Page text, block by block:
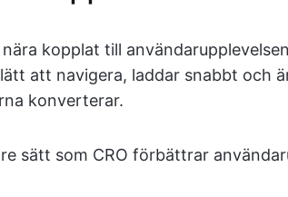
nära kopplat till
att navigera, laddar snabbt och
konverterar.
sätt som CRO förbättrar